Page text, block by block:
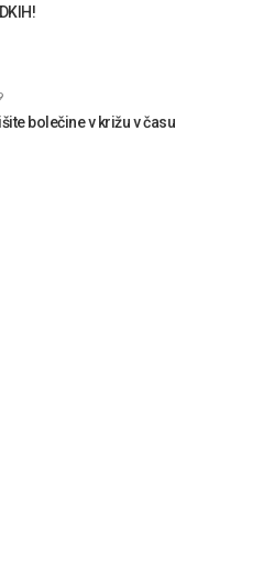
bolečine v križu v času